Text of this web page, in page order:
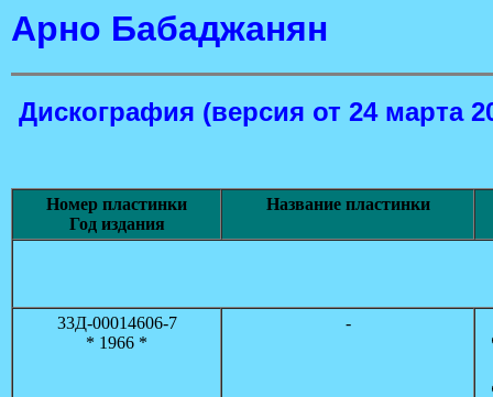
Арно Бабаджанян
Дискография (версия от 24 марта
Номер пластинки
Год издания
Название пластинки
33Д-00014606-7
* 1966 *
-